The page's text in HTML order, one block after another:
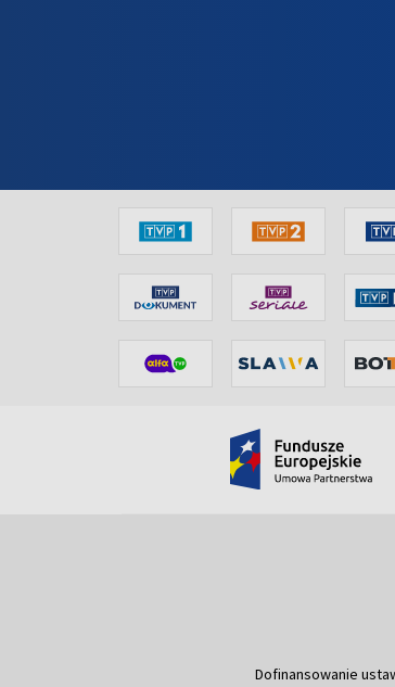
Dofinansowanie